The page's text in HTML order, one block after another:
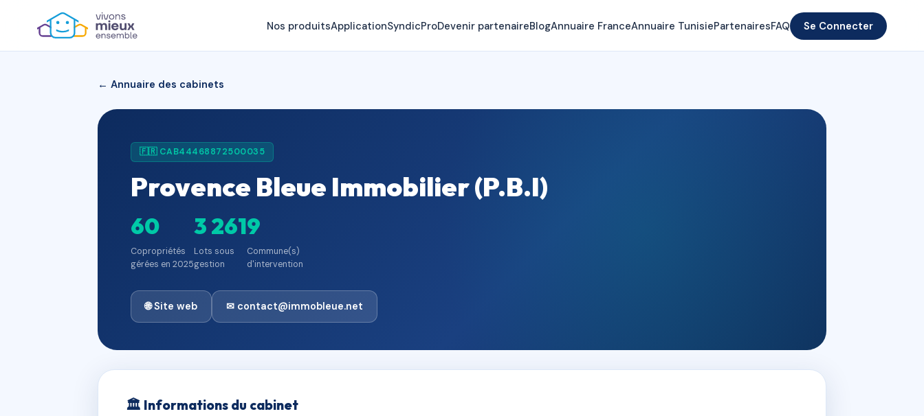
Nos produitsApplicationSyndicProDevenir partenaireBlogAnnuaire FranceAnnuaire TunisiePartenairesFAQ Se Connecter
← Annuaire des cabinets
🇫🇷 CAB44468872500035
Provence Bleue Immobilier (P.B.I)
60
Copropriétés
gérées en 2025
3 261
Lots sous
gestion
9
Commune(s)
d'intervention
🌐 Site web ✉ contact@immobleue.net
🏛 Informations du cabinet